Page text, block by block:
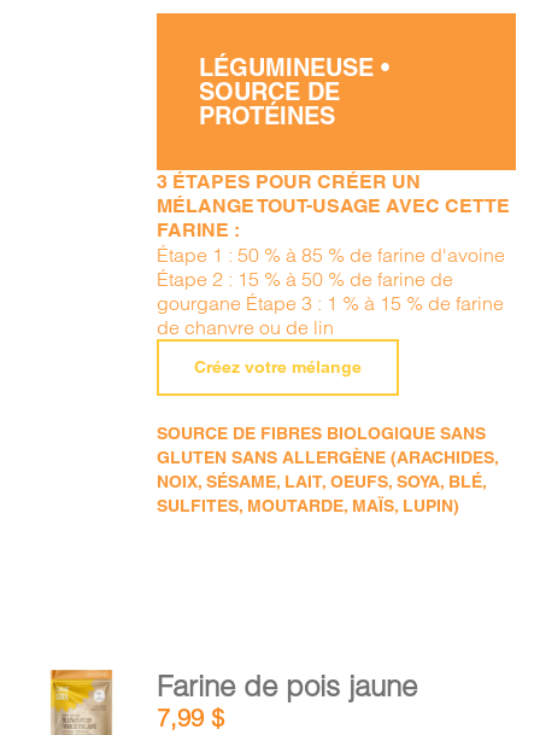
LÉGUMINEUSE •
SOURCE DE
PROTÉINES
3 ÉTAPES POUR CRÉER UN
MÉLANGE TOUT-USAGE AVEC CETTE
FARINE :
Étape 1 : 50 % à 85 % de farine d'avoine
Étape 2 : 15 % à 50 % de farine de
gourgane Étape 3 : 1 % à 15 % de farine
de chanvre ou de lin
Créez votre mélange
SOURCE DE FIBRES BIOLOGIQUE SANS
GLUTEN SANS ALLERGÈNE (ARACHIDES,
NOIX, SÉSAME, LAIT, OEUFS, SOYA, BLÉ,
SULFITES, MOUTARDE, MAÏS, LUPIN)
AJOUTER
AU
PANIER
Farine de pois jaune
7,99$